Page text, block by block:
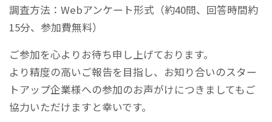
調査方法：Webアンケート形式（約40問、回答時間約
15分、参加費無料）
ご参加を心よりお待ち申し上げております。
より精度の高いご報告を目指し、お知り合いのスター
トアップ企業様への参加のお声がけにつきましてもご
協力いただけますと幸いです。